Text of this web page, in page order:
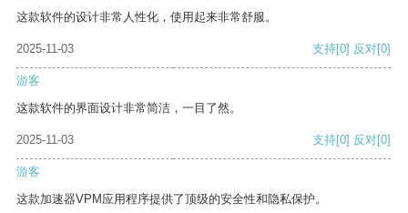
这款软件的设计非常人性化，使用起来非常舒服。
2025-11-03 支持[0] 反对[0]
游客
这款软件的界面设计非常简洁，一目了然。
2025-11-03 支持[0] 反对[0]
游客
这款加速器VPM应用程序提供了顶级的安全性和隐私保护。